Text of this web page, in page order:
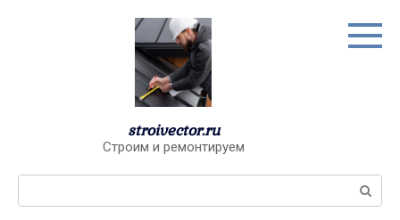
stroivector.ru
Строим и ремонтируем